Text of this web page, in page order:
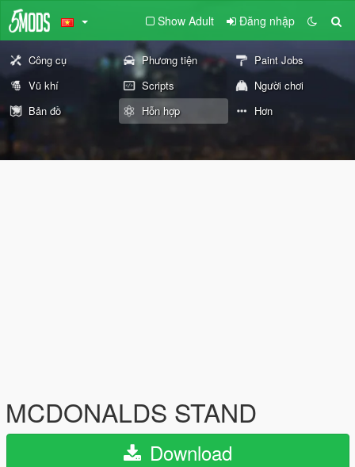
Show Adult Đăng nhập
Công cụ Phương tiện
Paint Jobs
Vũ khí
Scripts
Người chơi
Bản đồ
Hỗn hợp Hơn
MCDONALDS STAND
Download